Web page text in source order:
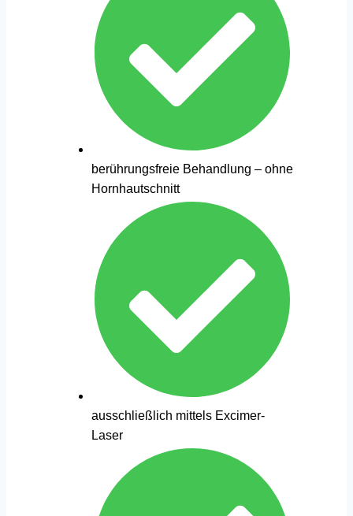
berührungsfreie Behandlung – ohne
Hornhautschnitt
ausschließlich mittels Excimer-
Laser